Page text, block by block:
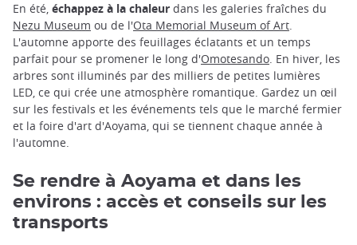
En été, échappez à la chaleur dans les galeries fraîches du
Nezu Museum ou de l'Ota Memorial Museum of Art.
L'automne apporte des feuillages éclatants et un temps
parfait pour se promener le long d'Omotesando. En hiver, les
arbres sont illuminés par des milliers de petites lumières
LED, ce qui crée une atmosphère romantique. Gardez un œil
sur les festivals et les événements tels que le marché fermier
et la foire d'art d'Aoyama, qui se tiennent chaque année à
l'automne.
Se rendre à Aoyama et dans les
environs : accès et conseils sur les
transports